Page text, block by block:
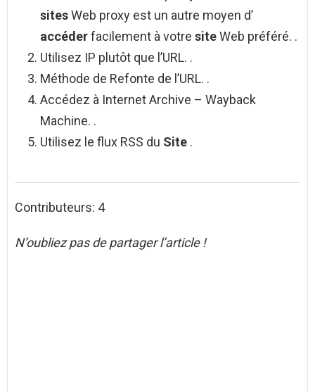
sitesWeb proxy est un autre moyen d’
accéderfacilement à votre siteWeb préféré. .
Utilisez IP plutôt que l’URL. .
Méthode de Refonte de l’URL. .
Accédez à Internet Archive – Wayback
Machine. .
Utilisez le flux RSS du Site .
Contributeurs: 4
N’oubliez pas de partager l’article !